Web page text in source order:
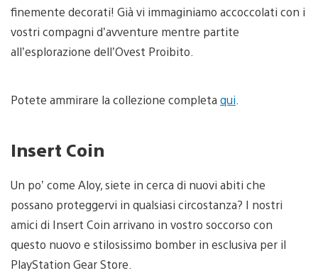
finemente decorati! Già vi immaginiamo accoccolati con i
vostri compagni d’avventure mentre partite
all’esplorazione dell’Ovest Proibito.
Potete ammirare la collezione completa qui
Insert Coin
Un po’ come Aloy, siete in cerca di nuovi abiti che
possano proteggervi in qualsiasi circostanza? I nostri
amici di Insert Coin arrivano in vostro soccorso con
questo nuovo e stilosissimo bomber in esclusiva per il
PlayStation Gear Store.